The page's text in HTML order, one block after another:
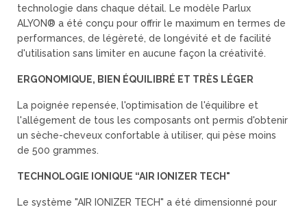
technologie dans chaque détail. Le modèle Parlux
ALYON® a été conçu pour offrir le maximum en termes de
performances, de légèreté, de longévité et de facilité
d'utilisation sans limiter en aucune façon la créativité.
ERGONOMIQUE, BIEN ÉQUILIBRÉ ET TRÈS LÉGER
La poignée repensée, l'optimisation de l'équilibre et
l'allégement de tous les composants ont permis d'obtenir
un sèche-cheveux confortable à utiliser, qui pèse moins
de 500 grammes.
TECHNOLOGIE IONIQUE “AIR IONIZER TECH"
Le système "AIR IONIZER TECH" a été dimensionné pour